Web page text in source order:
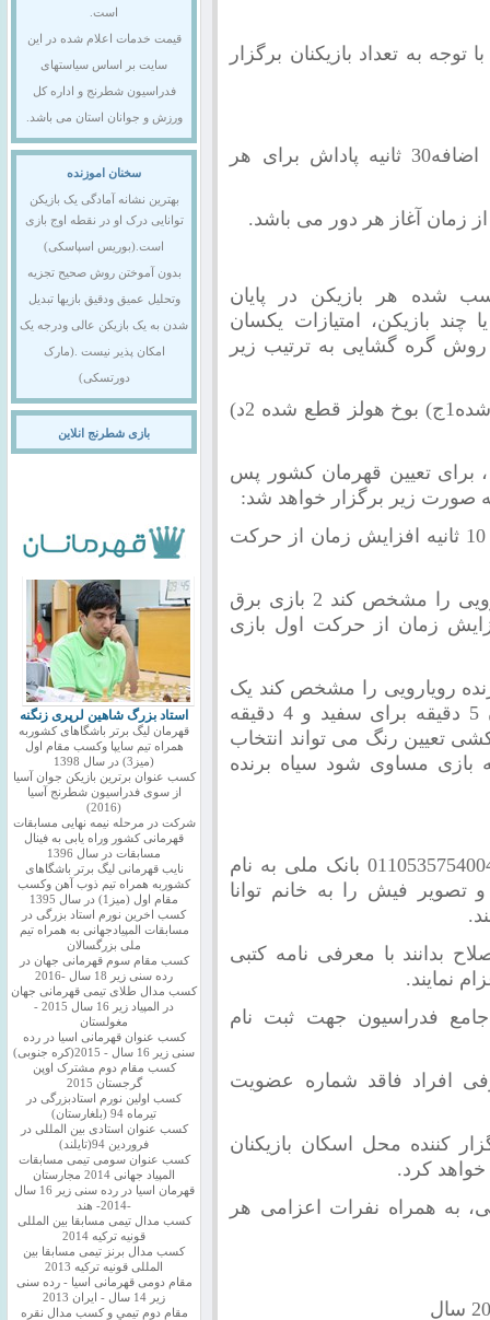
روش سوئیسی در 7 یا 9 دور با توجه به تعداد بازیکنان برگزار
زمان بازی برای هر بازیکن 90 دقیقه به اضافه30 ثانیه پاداش برای هر
شده هر بازیکن در پایان
بازیکن، امتیازات یکسان
روش گره گشایی به ترتیب زیر
الف) رویارویی مستقیمب) بوخ هولز قطع شده1ج) بوخ هولز قطع شده 2د)
، برای تعیین قهرمان کشور پس
صورت زیر برگزار خواهد شد:
2 بازی سریع ( با زمان 15 دقیقه به همراه 10 ثانیه افزایش زمان از حرکت
چنانچه بازی سریع نتوانست برنده رویارویی را مشخص کند 2 بازی برق
به همراه 2 ثانیه افزایش زمان از حرکت اول بازی
رویارویی را مشخص کند یک
) با زمان 5 دقیقه برای سفید و 4 دقیقه
تعیین رنگ می تواند انتخاب
بازی مساوی شود سیاه برنده
بازیکنان باید ورودیه را به شماره حساب 0110535754004 بانک ملی به نام
تصویر فیش را به خانم توانا
بدانند با معرفی نامه کتبی
نمایند.
فدراسیون جهت ثبت نام
افراد فاقد شماره عضویت
کننده محل اسکان بازیکنان
کرد.
به همراه نفرات اعزامی هر
است.
قیمت خدمات اعلام شده در این
سایت بر اساس سیاستهای
فدراسیون شطرنج و اداره کل
ورزش و جوانان استان می باشد.
سخنان اموزنده
بهترین نشانه آمادگی یک بازیکن
توانایی درک او در نقطه اوج بازی
است.(بوریس اسپاسکی)
بدون آموختن روش صحیح تجزیه
وتحلیل عمیق ودقیق بازیها تبدیل
شدن به یک بازیکن عالی ودرجه یک
امکان پذیر نیست .(مارک
دورتسکی)
بازی شطرنج انلاین
استاد بزرگ شاهین لرپری زنگنه
قهرمان لیگ برتر باشگاهای کشوربه
همراه تیم سایپا وکسب مقام اول
(میز3) در سال 1398
کسب عنوان برترین بازیکن جوان آسیا
از سوی فدراسیون شطرنج آسیا
(2016)
شرکت در مرحله نیمه نهایی مسابقات
قهرمانی کشور وراه یابی به فینال
مسابقات در سال 1396
نایب قهرمانی لیگ برتر باشگاهای
کشوربه همراه تیم ذوب آهن وکسب
مقام اول (میز1) در سال 1395
کسب اخرین نورم استاد بزرگی در
مسابقات المپیادجهانی به همراه تیم
ملی بزرگسالان
کسب مقام سوم قهرمانی جهان در
رده سنی زیر 18 سال -2016
کسب مدال طلای تیمی قهرمانی جهان
در المپیاد زیر 16 سال 2015 -
مغولستان
کسب عنوان قهرمانی اسیا در رده
سنی زیر 16 سال - 2015(کره جنوبی)
کسب مقام دوم مشترک اوپن
گرجستان 2015
کسب اولین نورم استادبزرگی در
تیرماه 94 (بلغارستان)
کسب عنوان استادی بین المللی در
فروردین 94(تایلند)
کسب عنوان سومی تیمی مسابقات
المپیاد جهانی 2014 مجارستان
قهرمان اسیا در رده سنی زیر 16 سال
-2014- هند
کسب مدال تیمی مسابقا بین المللی
قونیه ترکیه 2014
کسب مدال برنز تیمی مسابقا بین
المللی قونیه ترکیه 2013
مقام دومی قهرمانی اسیا - رده سنی
زیر 14 سال - ایران 2013
مقام دوم تيمي و كسب مدال نقره